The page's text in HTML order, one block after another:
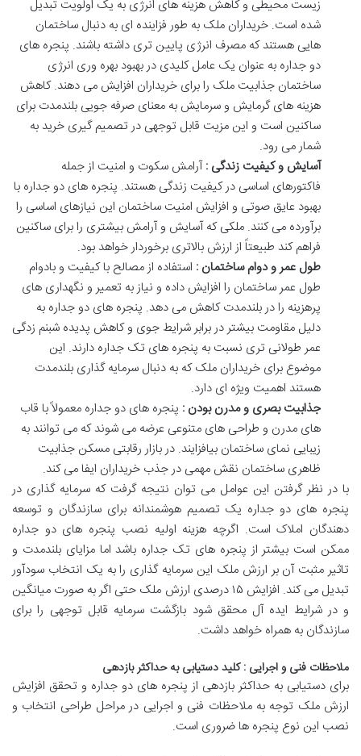
زیست محیطی وکاهش هزینه های انرژی به یک اولویت تبدیل
شده است. خریداران ملک به طور فزاینده ای به دنبال ساختمان
هایی هستندکه مصرف انرژی پایین تری داشته باشند. پنجره های
دوجداره به عنوان یک عامل کلیدی دربهبود بهره وری انرژی
ساختمان جذابیت ملک رابرای خریداران افزایش می دهند.کاهش
هزینه های گرمایش وسرمایش به معنای صرفه جویی بلندمدت برای
ساکنین است و این مزیت قابل توجهی در تصمیم گیری خریدبه
شمارمی رود.
آسایش وکیفیت زندگی :آرامش سکوت و امنیت ازجمله
فاکتورهای اساسی درکیفیت زندگی هستند. پنجره های دوجداره با
بهبود عایق صوتی و افزایش امنیت ساختمان این نیازهای اساسی را
برآورده می کنند. ملکی که آسایش وآرامش بیشتری رابرای ساکنین
فراهم کند طبیعتاً از ارزش بالاتری برخوردارخواهدبود.
طول عمرودوام ساختمان : استفاده ازمصالح باکیفیت وبادوام
طول عمرساختمان را افزایش داده و نیازبه تعمیر و نگهداری های
پرهزینه رادربلندمدت کاهش می دهد. پنجره های دوجداره به
دلیل مقاومت بیشتردربرابرشرایط جوی وکاهش پدیده شبنم زدگی
عمر طولانی تری نسبت به پنجره های تک جداره دارند. این
موضوع برای خریداران ملک که به دنبال سرمایه گذاری بلندمدت
هستند اهمیت ویژه ای دارد.
جذابیت بصری ومدرن بودن : پنجره های دوجداره معمولاًبا قاب
های مدرن و طراحی های متنوعی عرضه می شوندکه می توانندبه
زیبایی نمای ساختمان بیافزایند. دربازار رقابتی مسکن جذابیت
ظاهری ساختمان نقش مهمی درجذب خریداران ایفامی کند.
با در نظر گرفتن این عوامل می توان نتیجه گرفت که سرمایه گذاری در
پنجره های دو جداره یک تصمیم هوشمندانه برای سازندگان و توسعه
دهندگان املاک است. اگرچه هزینه اولیه نصب پنجره های دو جداره
ممکن است بیشتر از پنجره های تک جداره باشد اما مزایای بلندمدت و
تاثیر مثبت آن بر ارزش ملک این سرمایه گذاری رابه یک انتخاب سودآور
تبدیل می کند. افزایش ۱۵درصدی ارزش ملک حتی اگربه صورت میانگین
و در شرایط ایده آل محقق شود بازگشت سرمایه قابل توجهی را برای
سازندگان به همراه خواهدداشت.
ملاحظات فنی واجرایی :کلیددستیابی به حداکثربازدهی
برای دستیابی به حداکثر بازدهی از پنجره های دو جداره و تحقق افزایش
ارزش ملک توجه به ملاحظات فنی و اجرایی در مراحل طراحی انتخاب و
نصب این نوع پنجره هاضروری است.